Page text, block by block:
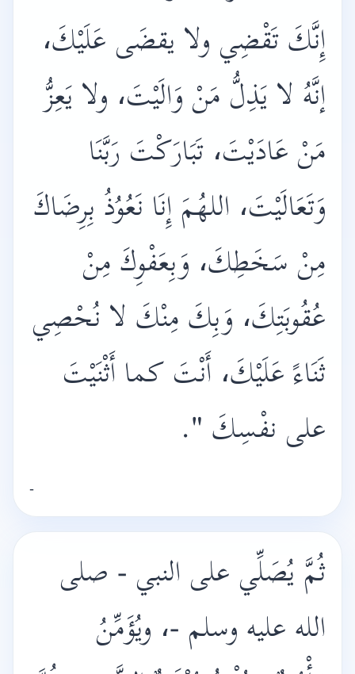
إِنَّكَ تَقْضِي ولا يقضَى عَلَيْكَ،
إنَّهُ لا يَذِلُّ مَنْ وَالَيْتَ، ولا يَعِزُّ
مَنْ عَادَيْتَ، تَبَارَكْتَ رَبَّنَا
وَتَعَالَيْتَ، اللهُمَ إِنَا نَعُوُذُ بِرِضَاكَ
مِنْ سَخَطِكَ، وَبِعَفْوِكَ مِنْ
عُقُوبَتِكَ، وَبِكَ مِنْكَ لا نُحْصِي
ثَنَاءً عَلَيْكَ، أَنْتَ كما أَثْنَيْتَ
على نفْسِكَ ".
-
ثُمَّ يُصَلِّي على النبي - صلى
الله عليه وسلم -، ويُؤَمِّنُ